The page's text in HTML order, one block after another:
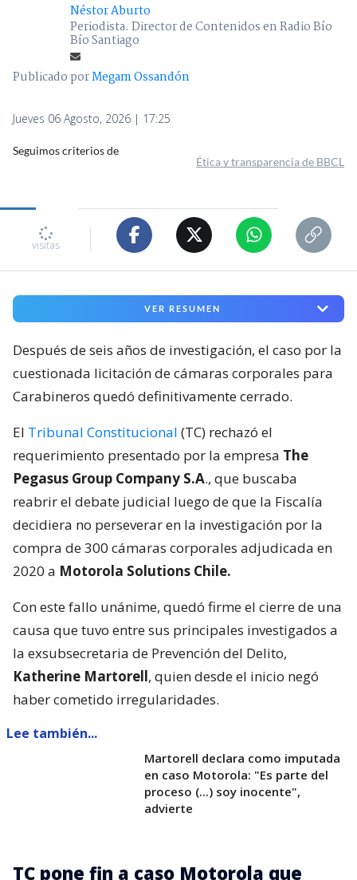
Néstor Aburto
Periodista. Director de Contenidos en Radio Bío
Bío Santiago
Publicado porMegam Ossandón
Jueves 06 Agosto, 2026 | 17:25
Seguimos criterios de
Ética y transparencia de BBCL
1223
visitas
VER RESUMEN
Después de seis años de investigación, el caso por la
cuestionada licitación de cámaras corporales para
Carabineros quedó definitivamente cerrado.
El Tribunal Constitucional (TC) rechazó el
requerimiento presentado por la empresa The
Pegasus Group Company S.A., que buscaba
reabrir el debate judicial luego de que la Fiscalía
decidiera no perseverar en la investigación por la
compra de 300 cámaras corporales adjudicada en
2020 a Motorola Solutions Chile.
Con este fallo unánime, quedó firme el cierre de una
causa que tuvo entre sus principales investigados a
la exsubsecretaria de Prevención del Delito,
Katherine Martorell, quien desde el inicio negó
haber cometido irregularidades.
Lee también...
Martorell declara como imputada
en caso Motorola: "Es parte del
proceso (...) soy inocente",
advierte